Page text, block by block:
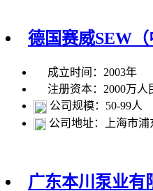
德国赛威SEW
成立时间：2003年
注册资本：2000万人
公司规模：50-99人
公司地址：上海市浦
广东本川泵业有